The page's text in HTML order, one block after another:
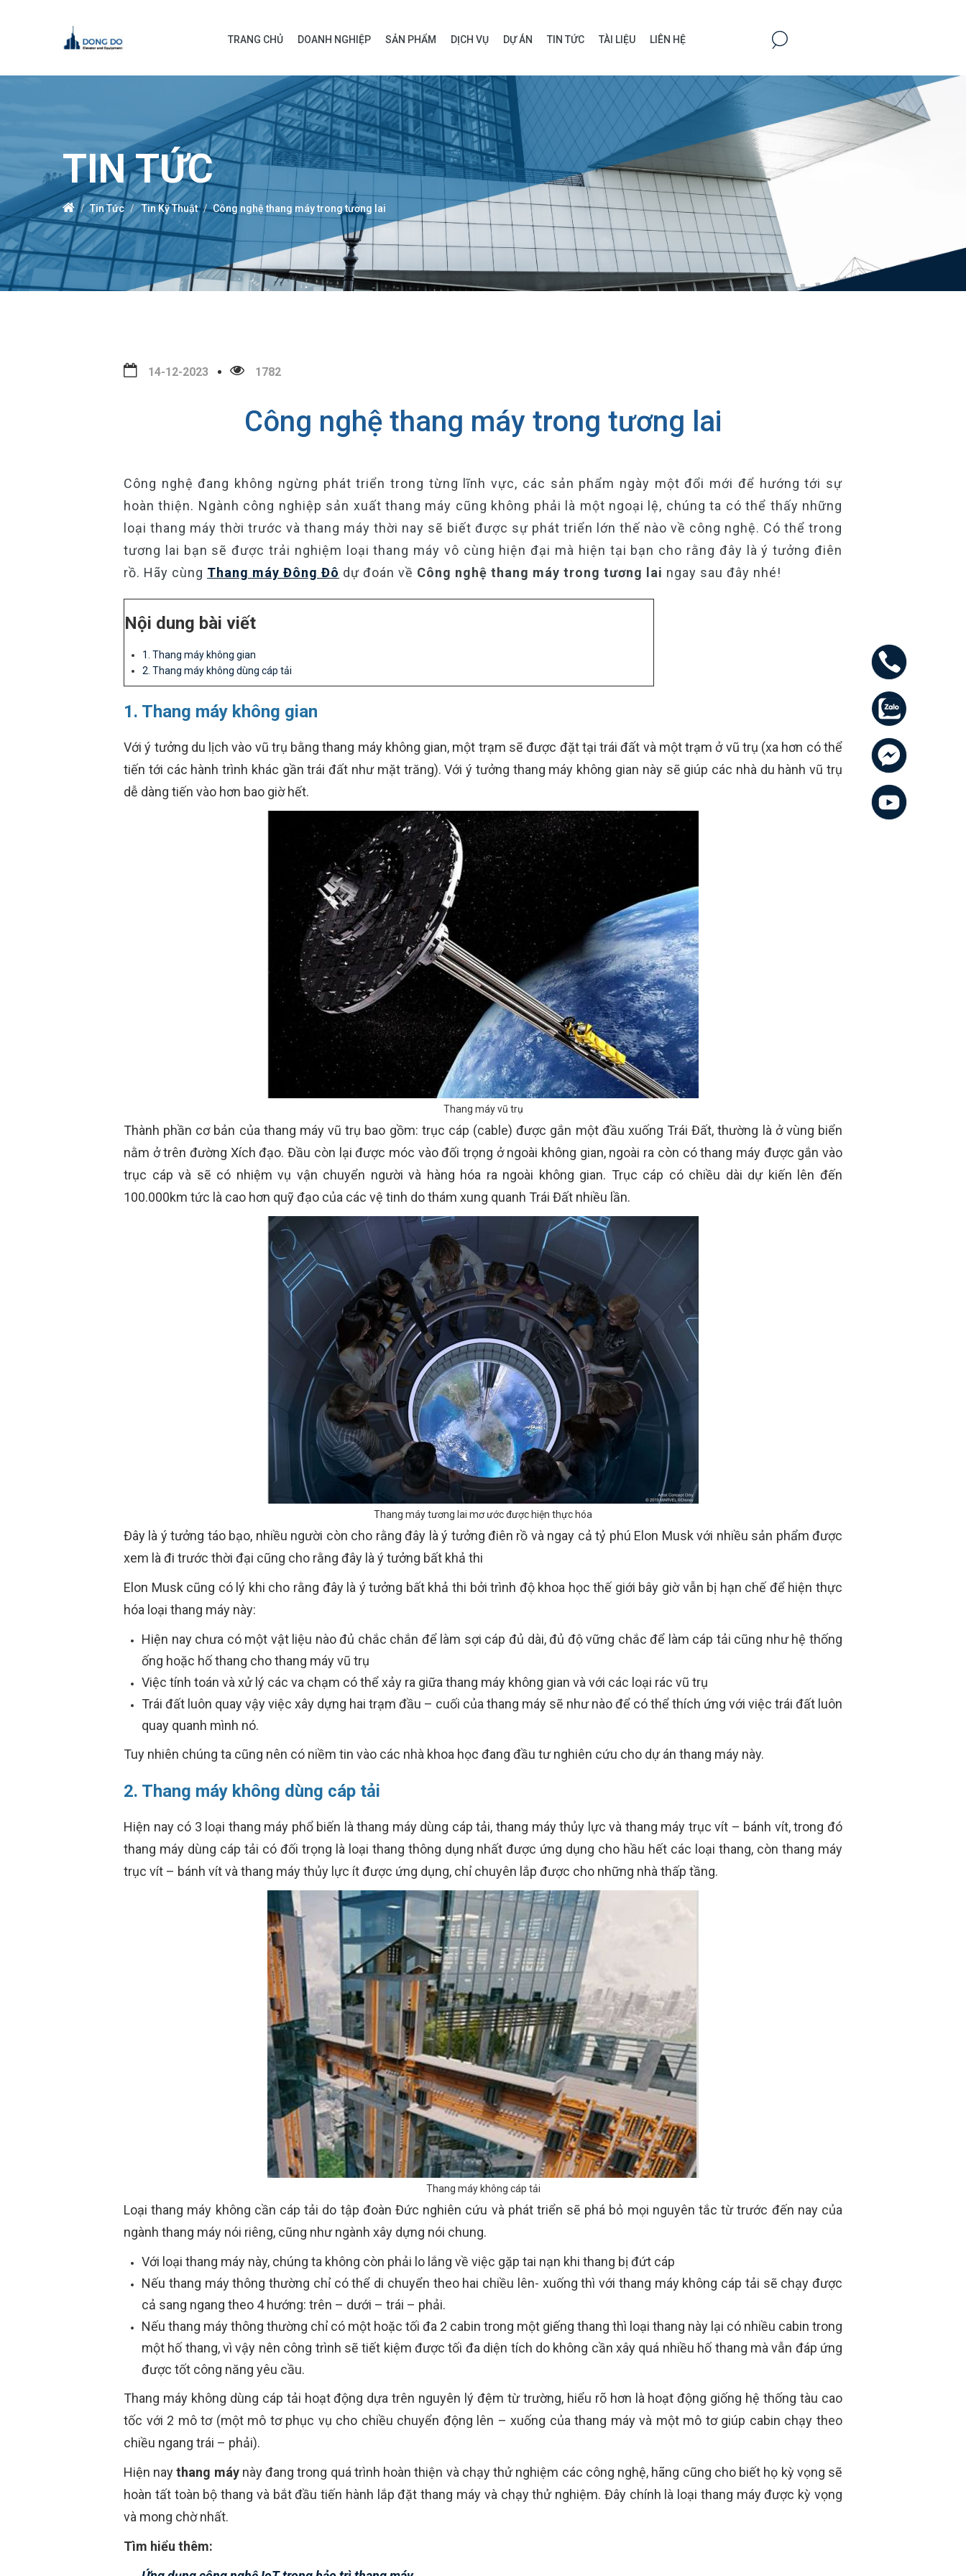
TRANG CHỦ DOANH NGHIỆP SẢN PHẨM DỊCH VỤ DỰ ÁN TIN TỨC TÀI LIỆU LIÊN HỆ
TIN TỨC
Tin Tức Tin Kỹ Thuật Công nghệ thang máy trong tương lai
14-12-2023 1782
Công nghệ thang máy trong tương lai
Công nghệ đang không ngừng phát triển trong từng lĩnh vực, các sản phẩm ngày một đổi mới để hướng tới sự
hoàn thiện. Ngành công nghiệp sản xuất thang máy cũng không phải là một ngoại lệ, chúng ta có thể thấy những
loại thang máy thời trước và thang máy thời nay sẽ biết được sự phát triển lớn thế nào về công nghệ. Có thể trong
tương lai bạn sẽ được trải nghiệm loại thang máy vô cùng hiện đại mà hiện tại bạn cho rằng đây là ý tưởng điên
rồ. Hãy cùng Thang máy Đông Đô dự đoán về Công nghệ thang máy trong tương lai ngay sau đây nhé!
Nội dung bài viết
1. Thang máy không gian
2. Thang máy không dùng cáp tải
1. Thang máy không gian
Với ý tưởng du lịch vào vũ trụ bằng thang máy không gian, một trạm sẽ được đặt tại trái đất và một trạm ở vũ trụ (xa hơn có thể
tiến tới các hành trình khác gần trái đất như mặt trăng). Với ý tưởng thang máy không gian này sẽ giúp các nhà du hành vũ trụ
dễ dàng tiến vào hơn bao giờ hết.
Thang máy vũ trụ
Thành phần cơ bản của thang máy vũ trụ bao gồm: trục cáp (cable) được gắn một đầu xuống Trái Đất, thường là ở vùng biển
nằm ở trên đường Xích đạo. Đầu còn lại được móc vào đối trọng ở ngoài không gian, ngoài ra còn có thang máy được gắn vào
trục cáp và sẽ có nhiệm vụ vận chuyển người và hàng hóa ra ngoài không gian. Trục cáp có chiều dài dự kiến lên đến
100.000km tức là cao hơn quỹ đạo của các vệ tinh do thám xung quanh Trái Đất nhiều lần.
Thang máy tương lai mơ ước được hiện thực hóa
Đây là ý tưởng táo bạo, nhiều người còn cho rằng đây là ý tưởng điên rồ và ngay cả tỷ phú Elon Musk với nhiều sản phẩm được
xem là đi trước thời đại cũng cho rằng đây là ý tưởng bất khả thi
Elon Musk cũng có lý khi cho rằng đây là ý tưởng bất khả thi bởi trình độ khoa học thế giới bây giờ vẫn bị hạn chế để hiện thực
hóa loại thang máy này:
Hiện nay chưa có một vật liệu nào đủ chắc chắn để làm sợi cáp đủ dài, đủ độ vững chắc để làm cáp tải cũng như hệ thống
ống hoặc hố thang cho thang máy vũ trụ
Việc tính toán và xử lý các va chạm có thể xảy ra giữa thang máy không gian và với các loại rác vũ trụ
Trái đất luôn quay vậy việc xây dựng hai trạm đầu – cuối của thang máy sẽ như nào để có thể thích ứng với việc trái đất luôn
quay quanh mình nó.
Tuy nhiên chúng ta cũng nên có niềm tin vào các nhà khoa học đang đầu tư nghiên cứu cho dự án thang máy này.
2. Thang máy không dùng cáp tải
Hiện nay có 3 loại thang máy phổ biến là thang máy dùng cáp tải, thang máy thủy lực và thang máy trục vít – bánh vít, trong đó
thang máy dùng cáp tải có đối trọng là loại thang thông dụng nhất được ứng dụng cho hầu hết các loại thang, còn thang máy
trục vít – bánh vít và thang máy thủy lực ít được ứng dụng, chỉ chuyên lắp được cho những nhà thấp tầng.
Thang máy không cáp tải
Loại thang máy không cần cáp tải do tập đoàn Đức nghiên cứu và phát triển sẽ phá bỏ mọi nguyên tắc từ trước đến nay của
ngành thang máy nói riêng, cũng như ngành xây dựng nói chung.
Với loại thang máy này, chúng ta không còn phải lo lắng về việc gặp tai nạn khi thang bị đứt cáp
Nếu thang máy thông thường chỉ có thể di chuyển theo hai chiều lên- xuống thì với thang máy không cáp tải sẽ chạy được
cả sang ngang theo 4 hướng: trên – dưới – trái – phải.
Nếu thang máy thông thường chỉ có một hoặc tối đa 2 cabin trong một giếng thang thì loại thang này lại có nhiều cabin trong
một hố thang, vì vậy nên công trình sẽ tiết kiệm được tối đa diện tích do không cần xây quá nhiều hố thang mà vẫn đáp ứng
được tốt công năng yêu cầu.
Thang máy không dùng cáp tải hoạt động dựa trên nguyên lý đệm từ trường, hiểu rõ hơn là hoạt động giống hệ thống tàu cao
tốc với 2 mô tơ (một mô tơ phục vụ cho chiều chuyển động lên – xuống của thang máy và một mô tơ giúp cabin chạy theo
chiều ngang trái – phải).
Hiện naythang máynày đang trong quá trình hoàn thiện và chạy thử nghiệm các công nghệ, hãng cũng cho biết họ kỳ vọng sẽ
hoàn tất toàn bộ thang và bắt đầu tiến hành lắp đặt thang máy và chạy thử nghiệm. Đây chính là loại thang máy được kỳ vọng
và mong chờ nhất.
Tìm hiểu thêm: